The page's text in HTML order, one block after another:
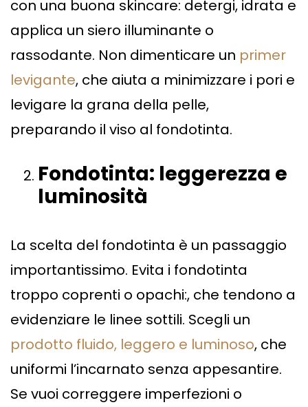
con una buona skincare: detergi, idrata e
applica un siero illuminante o
rassodante. Non dimenticare un primer
levigante, che aiuta a minimizzare i pori e
levigare la grana della pelle,
preparando il viso al fondotinta.
Fondotinta: leggerezza e
luminosità
La scelta del fondotinta è un passaggio
importantissimo. Evita i fondotinta
troppo coprenti o opachi:, che tendono a
evidenziare le linee sottili. Scegli un
prodotto fluido, leggero e luminoso, che
uniformi l’incarnato senza appesantire.
Se vuoi correggere imperfezioni o